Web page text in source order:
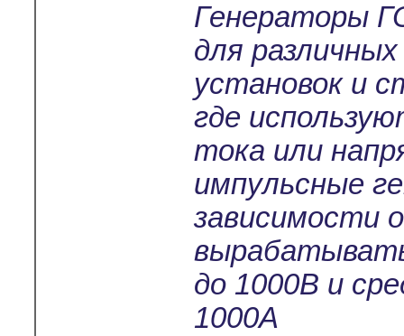
Генераторы
для
установок и
где
тока или
импульсные
зависимости
до 1000В и
1000А